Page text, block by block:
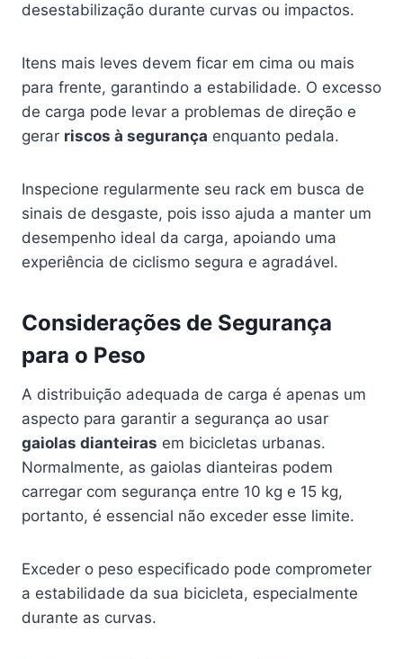
desestabilização durante curvas ou impactos.
Itens mais leves devem ficar em cima ou mais
para frente, garantindo a estabilidade. O excesso
de carga pode levar a problemas de direção e
gerar riscos à segurança enquanto pedala.
Inspecione regularmente seu rack em busca de
sinais de desgaste, pois isso ajuda a manter um
desempenho ideal da carga, apoiando uma
experiência de ciclismo segura e agradável.
Considerações de Segurança
para o Peso
A distribuição adequada de carga é apenas um
aspecto para garantir a segurança ao usar
gaiolas dianteiras em bicicletas urbanas.
Normalmente, as gaiolas dianteiras podem
carregar com segurança entre 10 kg e 15 kg,
portanto, é essencial não exceder esse limite.
Exceder o peso especificado pode comprometer
a estabilidade da sua bicicleta, especialmente
durante as curvas.